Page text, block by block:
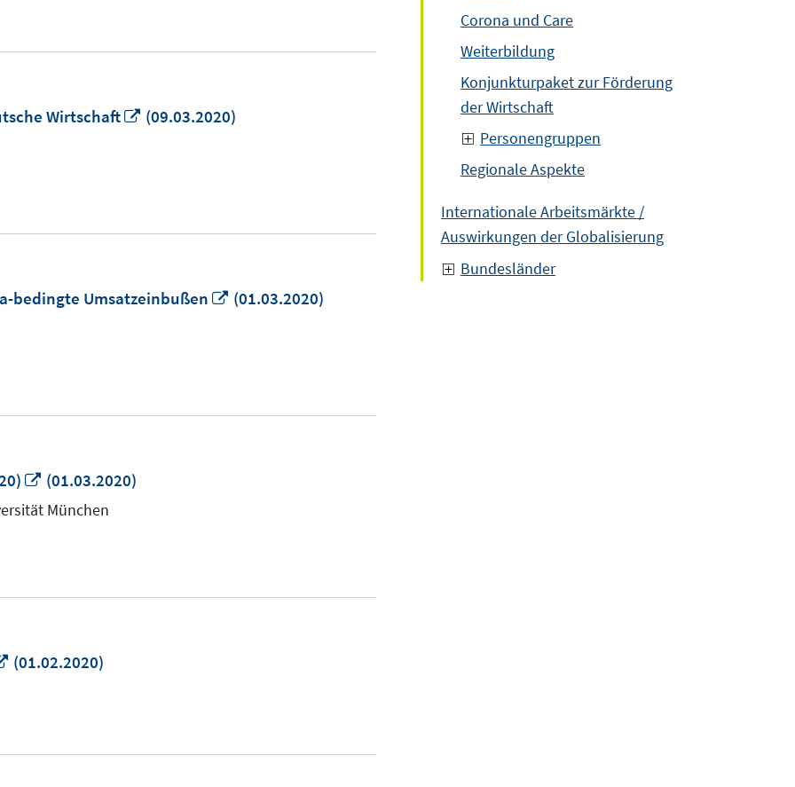
Wirtschaft
In
(09.03.2020)
bedingte Umsatzeinbußen
In
(01.03.2020)
In
neuem
(01.03.2020)
München
In
(01.02.2020)
Corona und Care
Weiterbildung
Konjunkturpaket zur Förderung
der Wirtschaft
Personengruppen
Regionale Aspekte
Internationale Arbeitsmärkte /
Auswirkungen der Globalisierung
Bundesländer